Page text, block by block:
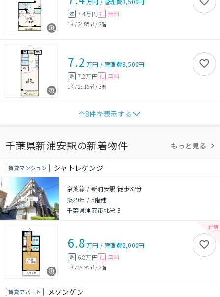
敷 7.4万円 礼 無料
1K / 24.85㎡ / 2階
7.2 万円 /管理費3,500円
敷 7.2万円 礼 無料
1K / 23.15㎡ / 3階
全8件を表示する
千葉県新浦安駅の新着物件 もっと見る
賃貸マンション シャトレゲンジ
京葉線 / 新浦安駅 徒歩32分
築29年 /5階建
千葉県浦安市北栄３
6.8万円 /管理費5,000円
敷 6.8万円 礼 無料
1K / 19.95㎡ / 2階
賃貸アパート メゾンゲン